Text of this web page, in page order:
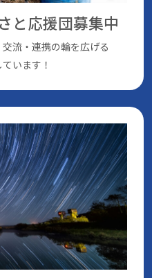
と応援団募集中
流・連携の輪を広げる
います！